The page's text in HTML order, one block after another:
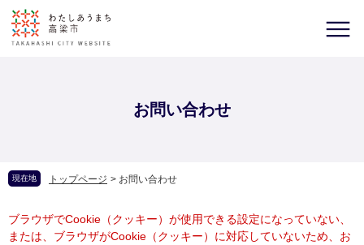
お問い合わせ
現在地 トップページ > お問い合わせ
ブラウザでCookie（クッキー）が使用できる設定になっていない、
または、ブラウザがCookie（クッキー）に対応していないため、お